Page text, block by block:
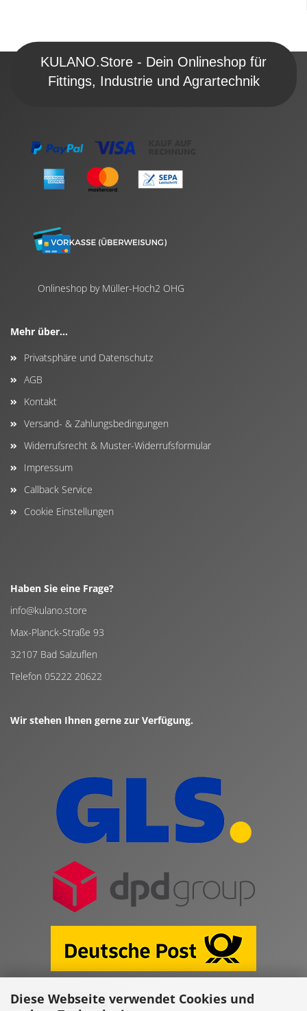
Diese Webseite verwendet Cookies und
KULANO.Store - Dein Onlineshop für
Fittings, Industrie und Agrartechnik
Onlineshop by Müller-Hoch2 OHG
Mehr über...
Privatsphäre und Datenschutz
AGB
Kontakt
Versand- & Zahlungsbedingungen
Widerrufsrecht & Muster-Widerrufsformular
Impressum
Callback Service
Cookie Einstellungen
Haben Sie eine Frage?
info@kulano.store
Max-Planck-Straße 93
32107 Bad Salzuflen
Telefon 05222 20622
Wir stehen Ihnen gerne zur Verfügung.
Vertrag widerrufen